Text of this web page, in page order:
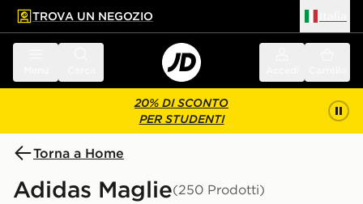
principale
a fondo pagina
TROVA UN NEGOZIO
20% DI SCONTO
PER STUDENTI
Torna a Home
Adidas Maglie(250 Prodotti)